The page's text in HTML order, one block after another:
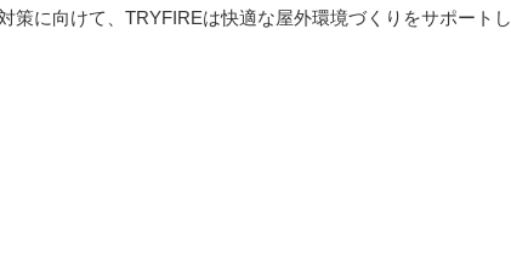
策に向けて、TRYFIREは快適な屋外環境づくりをサポートし